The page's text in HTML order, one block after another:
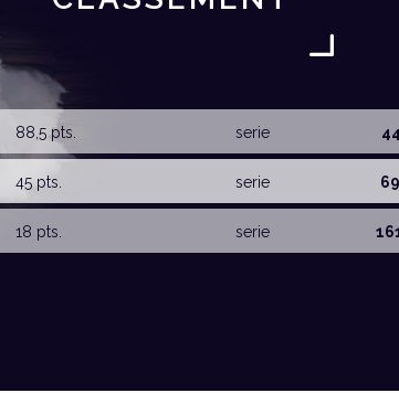
88,5 pts. serie 44
45 pts. serie 69
18 pts. serie